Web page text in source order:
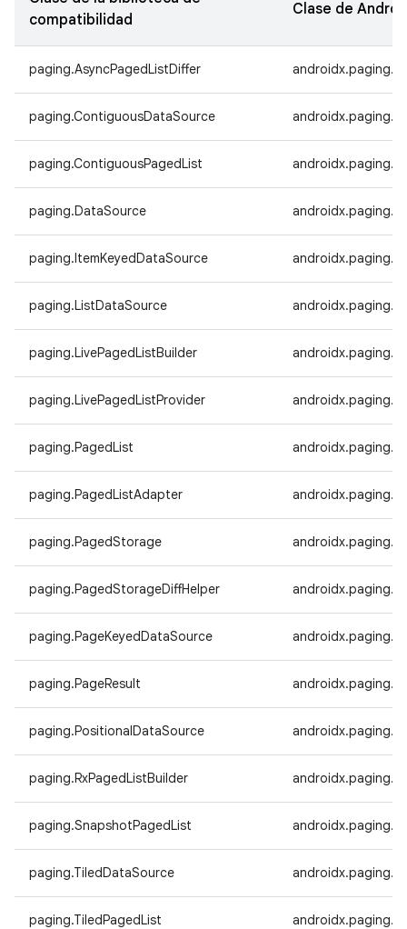
compatibilidad
Clase de
paging.AsyncPagedListDiffer
paging.ContiguousDataSource
paging.ContiguousPagedList
paging.DataSource
paging.ItemKeyedDataSource
paging.ListDataSource
paging.LivePagedListBuilder
paging.LivePagedListProvider
paging.PagedList
paging.PagedListAdapter
paging.PagedStorage
paging.PagedStorageDiffHelper
paging.PageKeyedDataSource
paging.PageResult
paging.PositionalDataSource
paging.RxPagedListBuilder
paging.SnapshotPagedList
paging.TiledDataSource
paging.TiledPagedList